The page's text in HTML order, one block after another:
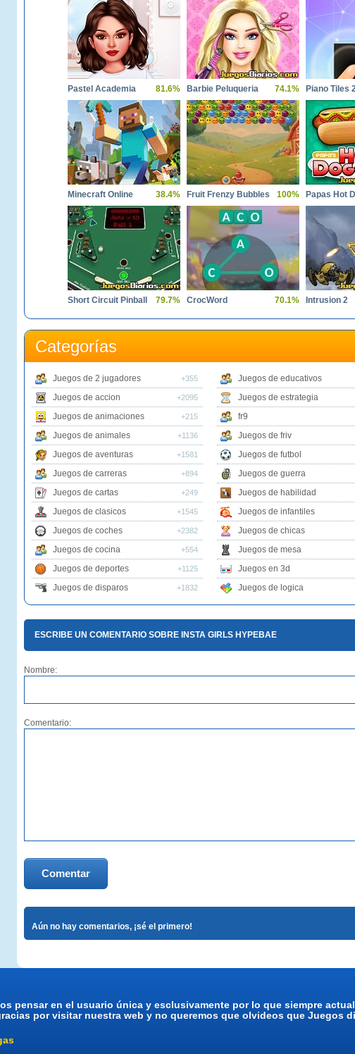
Pastel Academia 81.6% Barbie Peluqueria 74.1% Piano Tiles
Minecraft Online 38.4% Fruit Frenzy Bubbles 100% Papas Hot
Short Circuit Pinball 79.7% CrocWord 70.1% Intrusion 2
Categorías
Juegos de 2 jugadores +355
Juegos de accion +2095
Juegos de animaciones +215
Juegos de animales +1136
Juegos de aventuras +1581
Juegos de carreras +894
Juegos de cartas +249
Juegos de clasicos +1545
Juegos de coches +2382
Juegos de cocina +554
Juegos de deportes +1125
Juegos de disparos +1832
Juegos de educativos
Juegos de estrategia
fr9
Juegos de friv
Juegos de futbol
Juegos de guerra
Juegos de habilidad
Juegos de infantiles
Juegos de chicas
Juegos de mesa
Juegos en 3d
Juegos de logica
ESCRIBE UN COMENTARIO SOBRE INSTA GIRLS HYPEBAE
Nombre:
Comentario:
Comentar
Aún no hay comentarios, ¡sé el primero!
pensar en el usuario única y esclusivamente por lo que siempre
por visitar nuestra web y no queremos que olvideos que Juegos